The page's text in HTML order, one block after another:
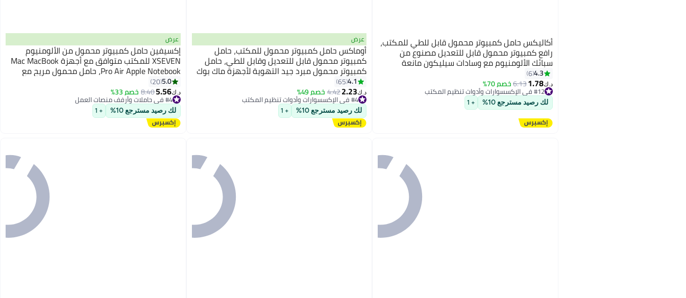
أكاليكس حامل كمبيوتر محمول قابل للطي للمكتب،
رافع كمبيوتر محمول قابل للتعديل مصنوع من
سبائك الألومنيوم مع وسادات سيليكون مانعة
للانزلاق، حامل كمبيوتر محمول مزود بفتحات تهوية
للتبريد يناسب معظم أجهزة الكمبيوتر المحمولة |
فضي
4.3
6
د.ك‏1.78
6.13خصم 70%
#12 في الإكسسوارات وأدوات تنظيم المكتب
#12 في الإكسسوارات وأدوات تنظيم المكتب
لك رصيد مسترجع 10% + 1
عرض
أوماكس حامل كمبيوتر محمول للمكتب، حامل
كمبيوتر محمول قابل للتعديل وقابل للطي، حامل
كمبيوتر محمول مبرد جيد التهوية لأجهزة ماك بوك
برو إير، لينوفو، ديل، إتش بي، أجهزة الكمبيوتر
المحمولة، الأجهزة اللوحية، فضي
4.1
65
د.ك‏2.23
4.42خصم 49% #4 في الإكسسوارات وأدوات تنظيم المكتب
أقل سعر في 30 يوم
#4 في الإكسسوارات وأدوات تنظيم المكتب
لك رصيد مسترجع 10% + 1
عرض
إكسيفين حامل كمبيوتر محمول من الألومنيوم
XSEVEN للمكتب متوافق مع أجهزة Mac MacBook
Pro Air Apple Notebook، حامل محمول مريح مع
15.6 بوصة، فضي
5.0
20
د.ك‏5.56
8.40خصم 33% #4 في حاملات وأرفف منصات العمل
تم بيع +30 مؤخرًا
#4 في حاملات وأرفف منصات العمل
لك رصيد مسترجع 10% + 1